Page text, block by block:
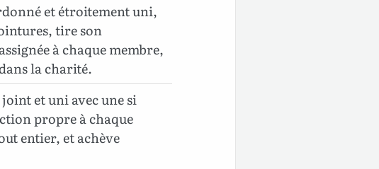
et étroitement uni,
tire son
à chaque membre,
la charité.
et uni avec une si
propre à chaque
entier, et achève